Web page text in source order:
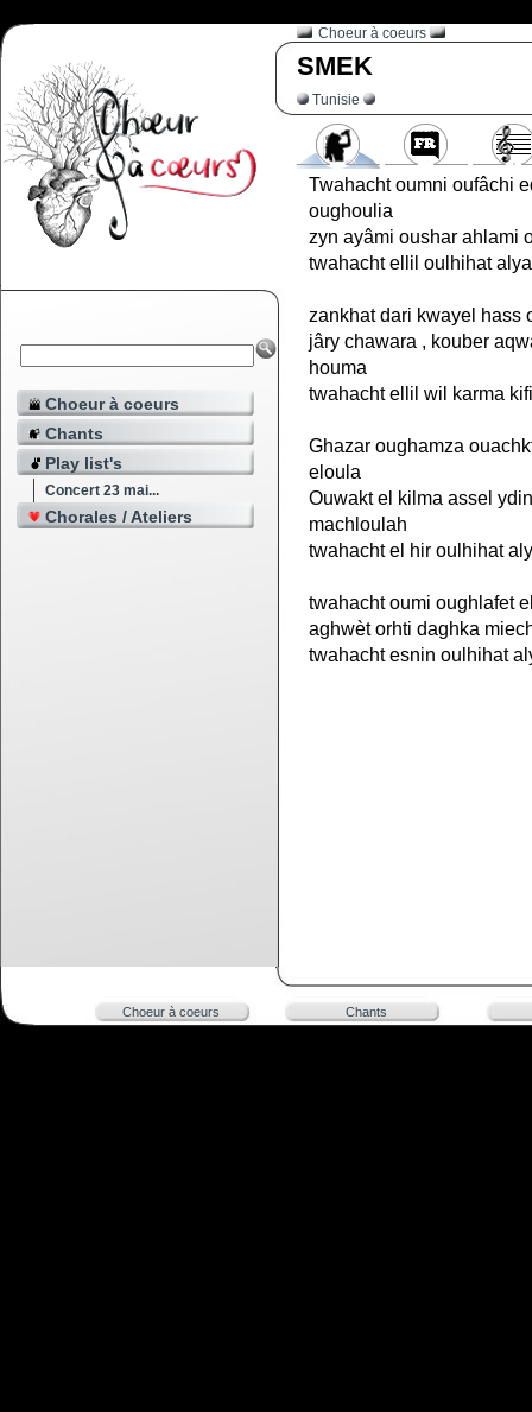
Choeur à coeurs
Chants
Play list's
Concert 23 mai...
Chorales / Ateliers
Choeur à coeurs
SMEK
Tunisie
Twahacht oumni oufâchi
oughoulia
zyn ayâmi oushar ahlami
twahacht ellil oulhihat
zankhat dari kwayel hass
jâry chawara , kouber
houma
twahacht ellil wil karma
Ghazar oughamza
eloula
Ouwakt el kilma assel ydin
machloulah
twahacht el hir oulhihat
twahacht oumi oughlafet
aghwèt orhti daghka
twahacht esnin oulhihat
Choeur à coeurs Chants